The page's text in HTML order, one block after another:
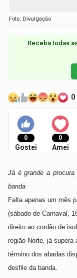
Foto: Divulgação
Receba todas
0
0
Gostei
0
Amei
Já é grande a
banda
Falta apenas um mês
(sábado de Carnaval,
direito ao cordão de
região Norte, já
término dos abadas
desfile da banda.